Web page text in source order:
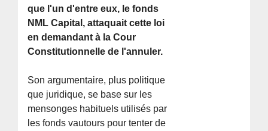
que l'un d'entre eux, le fonds
NML Capital, attaquait cette loi
en demandant à la Cour
Constitutionnelle de l'annuler.
Son argumentaire, plus politique
que juridique, se base sur les
mensonges habituels utilisés par
les fonds vautours pour tenter de